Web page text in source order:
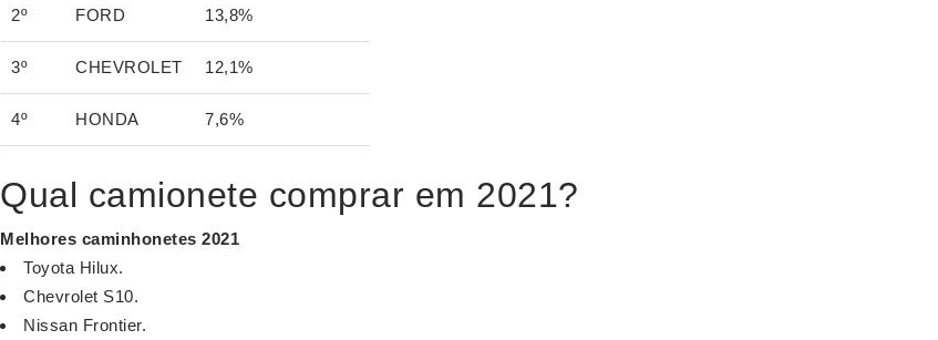
2º FORD 13,8%
3º CHEVROLET 12,1%
4º HONDA 7,6%
Qual camionete comprar em 2021?
Melhores caminhonetes 2021
Toyota Hilux.
Chevrolet S10.
Nissan Frontier.